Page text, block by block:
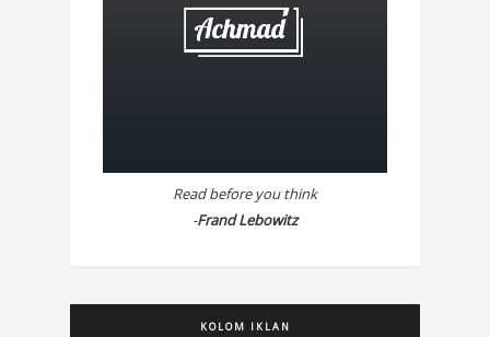
Read before you think
-Frand Lebowitz
KOLOM IKLAN